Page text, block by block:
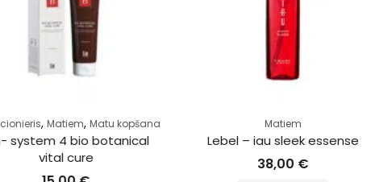
Matiem
Lebel – iau sleek essense
38,00
Bonacure r-two
20,00